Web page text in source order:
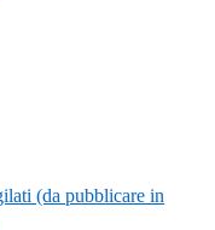
(da pubblicare in